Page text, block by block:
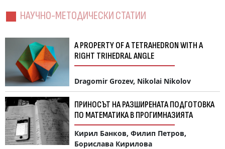
НАУЧНО-МЕТОДИЧЕСКИ СТАТИИ
A PROPERTY OF A TETRAHEDRON WITH A
RIGHT TRIHEDRAL ANGLE
Dragomir Grozev, Nikolai Nikolov
ПРИНОСЪТ НА РАЗШИРЕНАТА ПОДГОТОВКА
ПО МАТЕМАТИКА В ПРОГИМНАЗИЯТА
Кирил Банков, Филип Петров,
Борислава Кирилова